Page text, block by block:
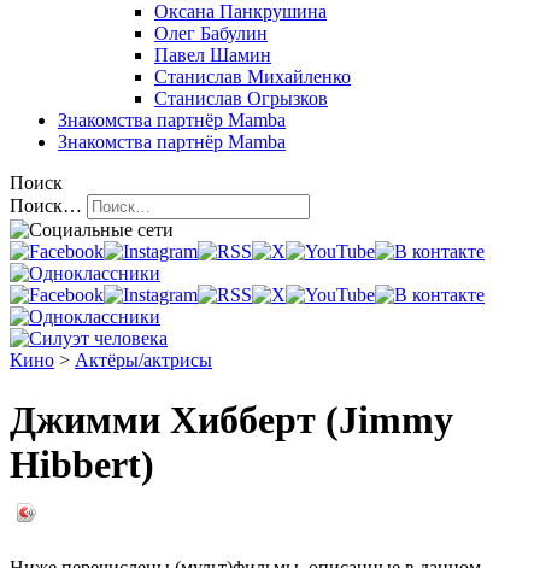
Оксана Панкрушина
Олег Бабулин
Павел Шамин
Станислав Михайленко
Станислав Огрызков
Знакомства партнёр Mamba
Знакомства партнёр Mamba
Поиск
Поиск…
Кино > Актёры/актрисы
Джимми Хибберт (Jimmy
Hibbert)